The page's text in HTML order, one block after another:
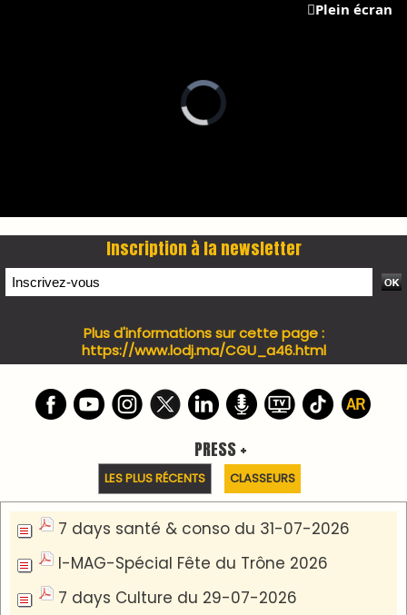
Plein écran
Inscription à la newsletter
Plus d'informations sur cette page :
https://www.lodj.ma/CGU_a46.html
PRESS +
LES PLUS RÉCENTS CLASSEURS
7 days santé & conso du 31-07-2026
I-MAG-Spécial Fête du Trône 2026
7 days Culture du 29-07-2026